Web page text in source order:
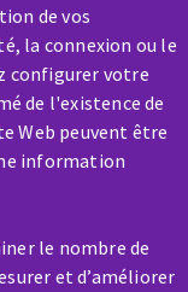
de vos
la connexion ou le
configurer votre
de l'existence de
Web peuvent être
information
le nombre de
et d’améliorer
panne ?